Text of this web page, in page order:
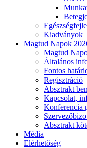
Kiadványok
Magtud Napok
Magtud
Általános
Fontos
Regisztráció
Absztrakt
Kapcsolat,
Konferencia
Absztrakt
Média
Elérhetőség